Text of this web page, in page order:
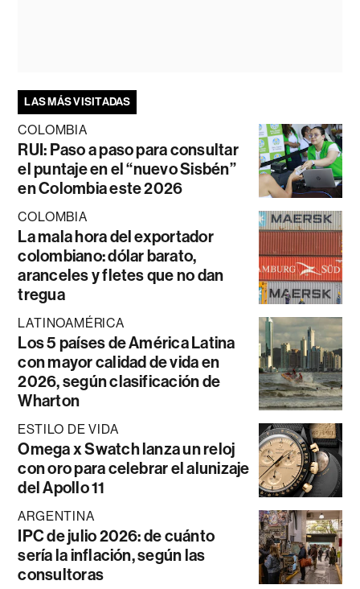
LAS MÁS VISITADAS
COLOMBIA
RUI: Paso a paso para consultar
el puntaje en el “nuevo Sisbén”
en Colombia este 2026
COLOMBIA
La mala hora del exportador
colombiano: dólar barato,
aranceles y fletes que no dan
tregua
LATINOAMÉRICA
Los 5 países de América Latina
con mayor calidad de vida en
2026, según clasificación de
Wharton
ESTILO DE VIDA
Omega x Swatch lanza un reloj
con oro para celebrar el alunizaje
del Apollo 11
ARGENTINA
IPC de julio 2026: de cuánto
sería la inflación, según las
consultoras